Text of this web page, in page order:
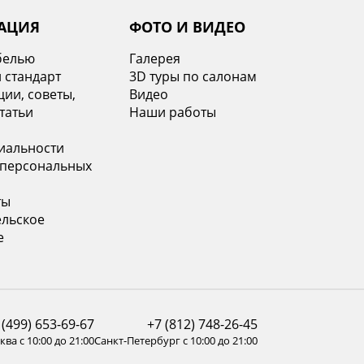
советы,
ФОТО И ВИДЕО
Галерея
3D туры по салонам
Видео
Наши работы
653-69-67
с 10:00 до 21:00
+7 (812) 748-26-45
Санкт-Петербург с 10:00 до 21:00